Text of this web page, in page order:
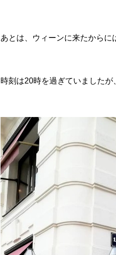
あとは、ウィーンに来たからに
時刻は20時を過ぎていましたが